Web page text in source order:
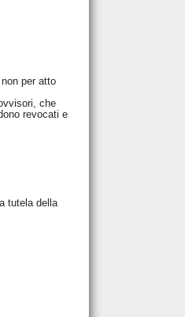
per atto
che
revocati e
tutela della